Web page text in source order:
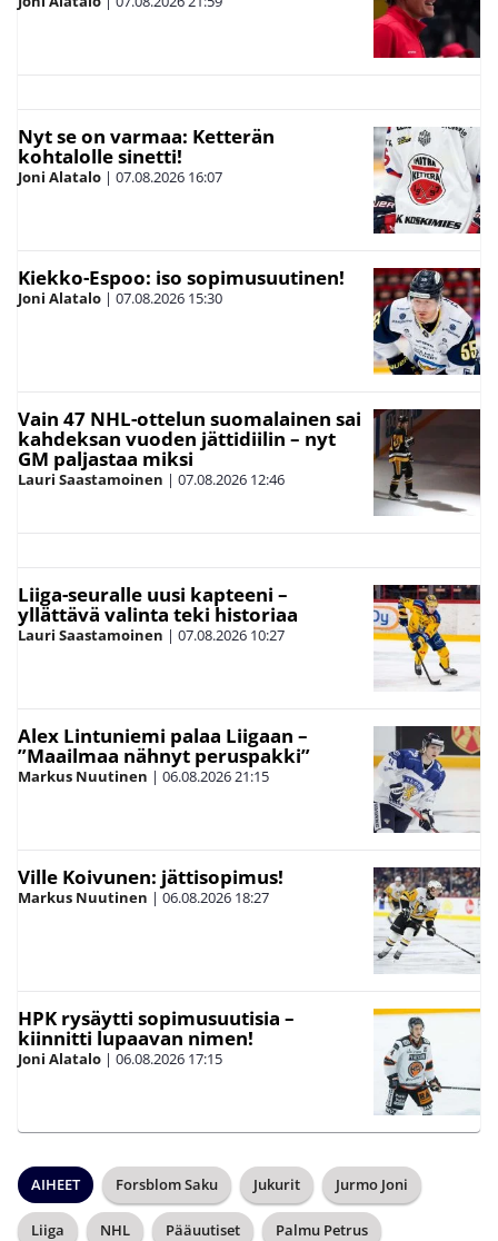
Nyt se on varmaa: Ketterän
kohtalolle sinetti!
Joni Alatalo | 07.08.2026 16:07
Kiekko-Espoo: iso sopimusuutinen!
Joni Alatalo | 07.08.2026 15:30
Vain 47 NHL-ottelun suomalainen sai
kahdeksan vuoden jättidiilin – nyt
GM paljastaa miksi
Lauri Saastamoinen | 07.08.2026 12:46
Liiga-seuralle uusi kapteeni –
yllättävä valinta teki historiaa
Lauri Saastamoinen | 07.08.2026 10:27
Alex Lintuniemi palaa Liigaan –
”Maailmaa nähnyt peruspakki”
Markus Nuutinen | 06.08.202621:15
Ville Koivunen: jättisopimus!
Markus Nuutinen | 06.08.2026 18:27
HPK rysäytti sopimusuutisia –
kiinnitti lupaavan nimen!
Joni Alatalo | 06.08.2026 17:15
AIHEET Forsblom Saku Jukurit Jurmo Joni
Liiga NHL Pääuutiset Palmu Petrus